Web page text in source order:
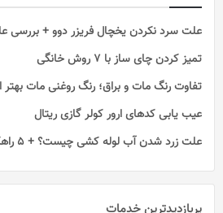
علت سرد نکردن یخچال فریزر دوو + بررسی
تمیز کردن چای ساز با ۷ روش خانگی
تفاوت رنگ مات و براق؛ رنگ روغنی مات بهتر
عیب یابی کدهای ارور کولر گازی ریتال
علت زرد شدن آب لوله کشی چیست؟ + 5 راهکار
پربازدیدترین خدمات